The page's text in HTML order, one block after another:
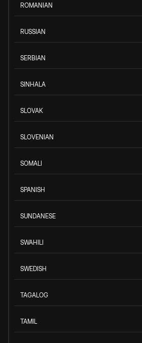
ROMANIAN
RUSSIAN
SERBIAN
SINHALA
SLOVAK
SLOVENIAN
SOMALI
SPANISH
SUNDANESE
SWAHILI
SWEDISH
TAGALOG
TAMIL